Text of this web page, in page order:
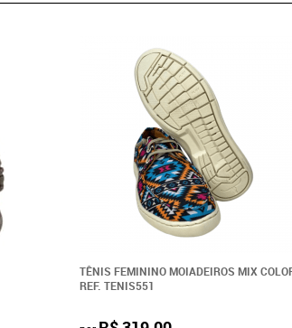
TÊNIS FEMININO MOIADEIROS MIX
REF. TENIS551